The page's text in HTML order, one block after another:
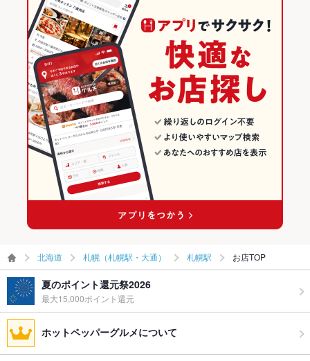
お子様連れ お子様連れOK
ウェディン
グパーティ
ー二次会
店舗に要問合せ
お祝い・サ
プライズ対
可
－
札幌（札幌駅・大通）の居酒屋ランキング
札幌駅のグルメランキング
札幌駅の居酒屋ランキング
北海道 札幌（札幌駅・大通） 札幌駅 お店TOP
夏のポイント還元祭2026
最大15,000ポイント還元
ホットペッパーグルメについて